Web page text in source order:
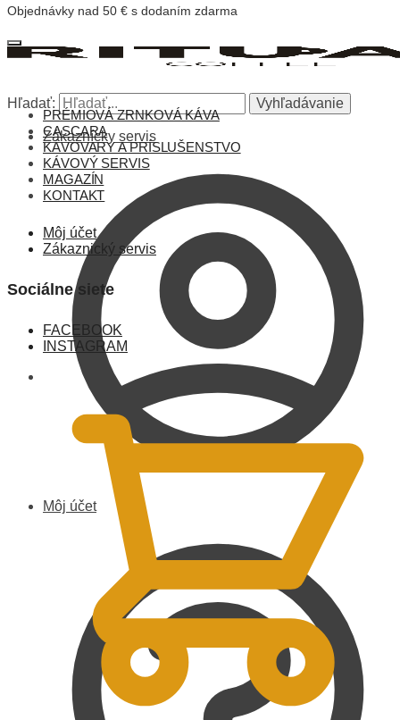
Objednávky nad 50 € s dodaním zdarma
Hľadať: Vyhľadávanie
Zákaznícky servis
Môj účet
PRÉMIOVÁ ZRNKOVÁ KÁVA
CASCARA
KÁVOVARY A PRÍSLUŠENSTVO
KÁVOVÝ SERVIS
MAGAZÍN
KONTAKT
Môj účet
Zákaznický servis
Sociálne siete
FACEBOOK
INSTAGRAM